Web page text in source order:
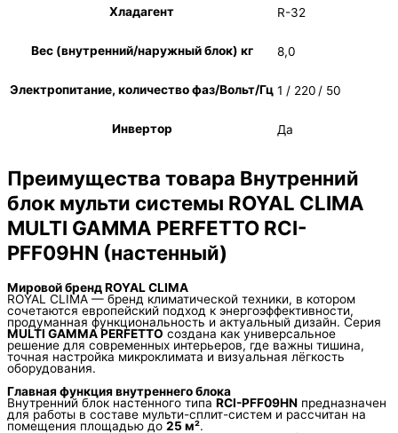
Хладагент R-32
Вес (внутренний/наружный блок) кг 8,0
Электропитание, количество фаз/Вольт/Гц 1 / 220 / 50
Инвертор Да
Преимущества товара Внутренний
блок мульти системы ROYAL CLIMA
MULTI GAMMA PERFETTO RCI-
PFF09HN (настенный)
Мировой брендROYAL CLIMA
ROYAL CLIMA — бренд климатической техники, в котором
сочетаются европейский подход к энергоэффективности,
продуманная функциональность и актуальный дизайн. Серия
MULTI GAMMA PERFETTO создана как универсальное
решение для современных интерьеров, где важны тишина,
точная настройка микроклимата и визуальная лёгкость
оборудования.
Главная функция внутреннего блока
Внутренний блок настенного типа RCI-PFF09HN предназначен
для работы в составе мульти-сплит-систем и рассчитан на
помещения площадью до 25 м².